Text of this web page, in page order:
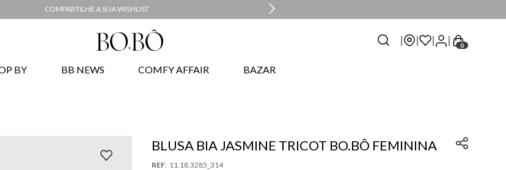
COMPARTILHE A SUA WISHLIST
0
BY BB NEWS COMFY AFFAIR BAZAR
BLUSA BIA JASMINE TRICOT BO.BÔ FEMININA
: 11.18.3285_314